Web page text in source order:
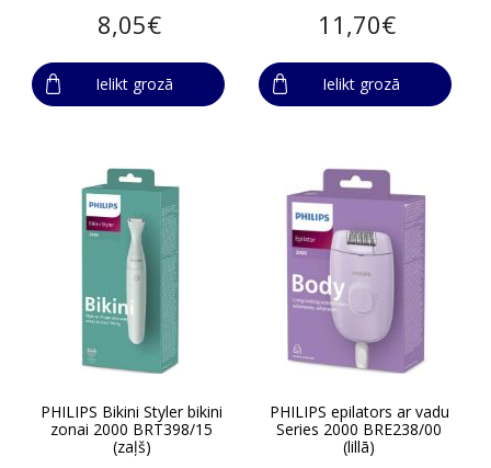
8,05€
Ielikt grozā
11,70€
Ielikt grozā
PHILIPS Bikini Styler bikini
zonai 2000 BRT398/15
(zaļš)
PHILIPS epilators ar vadu
Series 2000 BRE238/00
(lillā)